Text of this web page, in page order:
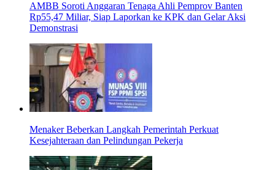
AMBB Soroti Anggaran Tenaga Ahli Pemprov Banten
Rp55,47 Miliar, Siap Laporkan ke KPK dan Gelar Aksi
Demonstrasi
Menaker Beberkan Langkah Pemerintah Perkuat
Kesejahteraan dan Pelindungan Pekerja